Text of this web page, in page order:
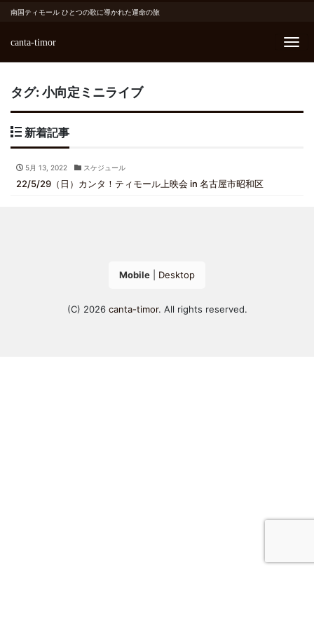
南国ティモール ひとつの歌に導かれた運命の旅
canta-timor
タグ: 小向定ミニライブ
新着記事
5月 13, 2022 スケジュール
22/5/29（日）カンタ！ティモール上映会 in 名古屋市昭和区
Mobile Desktop
(C) 2026 canta-timor. All rights reserved.